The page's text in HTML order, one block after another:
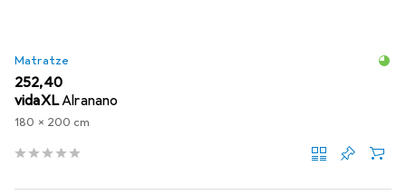
Matratze
EUR
252,40
vidaXLAlranano
180 x 200 cm